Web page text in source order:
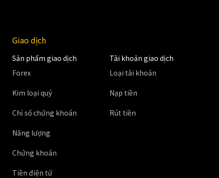
Giao dịch
Sản phẩm giao dịch
Forex
Kim loại quý
Chỉ số chứng khoán
Năng lượng
Chứng khoán
Tiền điện tử
Tài khoản giao dịch
Loại tài khoản
Nạp tiền
Rút tiền